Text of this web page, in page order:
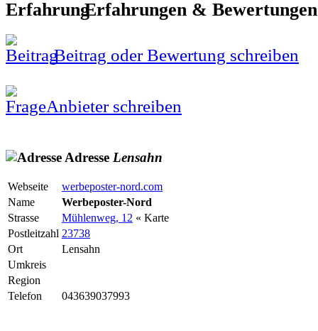
Erfahrungen &
Beitrag oder Bewertung schreiben
Anbieter schreiben
Adresse Lensahn
Webseite
werbeposter-nord.com
Name
Werbeposter-Nord
Strasse
Mühlenweg, 12 « Karte
Postleitzahl 23738
Ort
Lensahn
Umkreis
Region
Telefon
043639037993